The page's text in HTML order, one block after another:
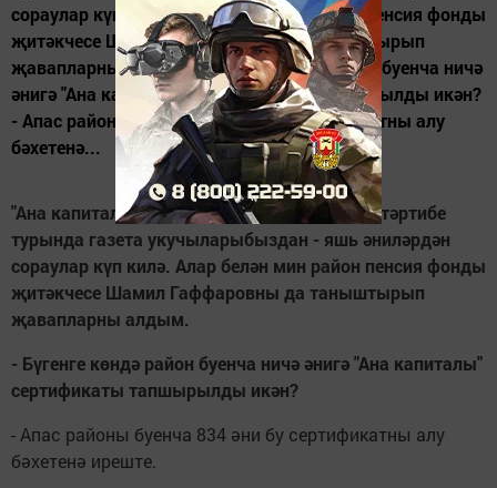
сораулар күп килә. Алар белән мин район пенсия фонды
җитәкчесе Шамил Гаффаровны да таныштырып
җавапларны алдым. - Бүгенге көндә район буенча ничә
әнигә "Ана капиталы" сертификаты тапшырылды икән?
- Апас районы буенча 834 әни бу сертификатны алу
бәхетенә...
"Ана капиталы" сертификатын алу, куллану тәртибе
турында газета укучыларыбыздан - яшь әниләрдән
сораулар күп килә. Алар белән мин район пенсия фонды
җитәкчесе Шамил Гаффаровны да таныштырып
җавапларны алдым.
- Бүгенге көндә район буенча ничә әнигә "Ана капиталы"
сертификаты тапшырылды икән?
- Апас районы буенча 834 әни бу сертификатны алу
бәхетенә иреште.